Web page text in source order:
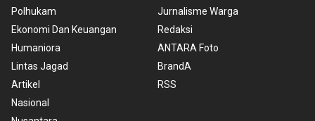
Polhukam
Ekonomi Dan Keuangan
Humaniora
Lintas Jagad
Artikel
Nasional
Jurnalisme Warga
Redaksi
ANTARA Foto
BrandA
RSS